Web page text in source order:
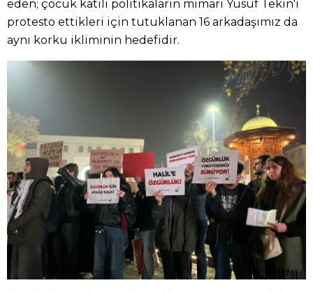
eden; çocuk katili politikaların mimarı Yusuf Tekin'i
protesto ettikleri için tutuklanan 16 arkadaşımız da
aynı korku ikliminin hedefidir.